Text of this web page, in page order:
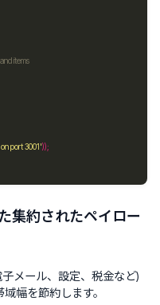
port 3001'
集約されたペイロー
メール、設定、税金など)
幅を節約します。